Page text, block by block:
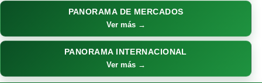
PANORAMA DE MERCADOS
Ver más →
PANORAMA INTERNACIONAL
Ver más →